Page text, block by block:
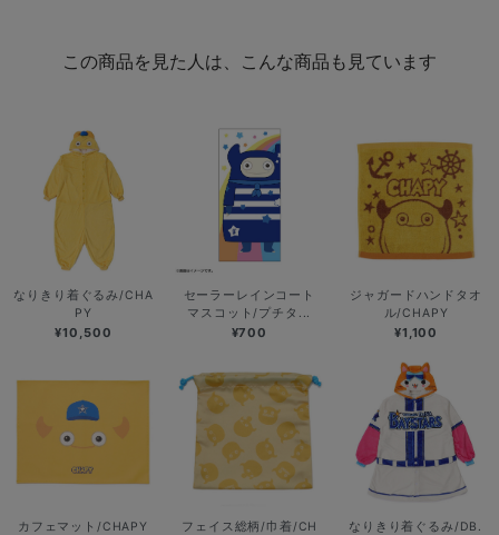
この商品を見た人は、こんな商品も見ています
なりきり着ぐるみ/CHA
PY
¥10,500
セーラーレインコート
マスコット/プチタ...
¥700
ジャガードハンドタオ
ル/CHAPY
¥1,100
カフェマット/CHAPY
フェイス総柄/巾着/CH
なりきり着ぐるみ/DB.